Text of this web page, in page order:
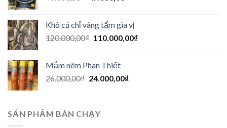
Khô cá chỉ vàng tẩm gia vị
120.000,00₫ 110.000,00₫
Mắm nêm Phan Thiết
26.000,00₫ 24.000,00₫
SẢN PHẨM BÁN CHẠY